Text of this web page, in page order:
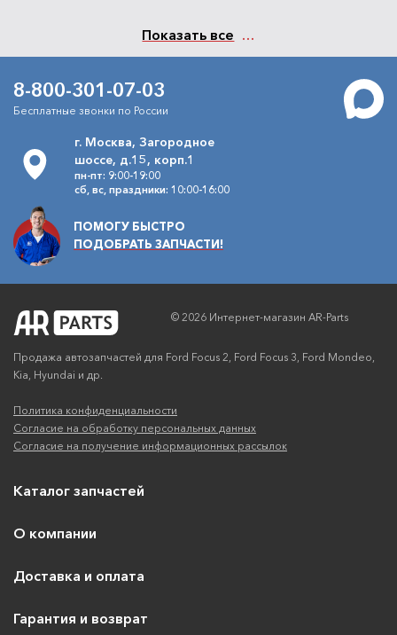
Показать все
8-800-301-07-03
Бесплатные звонки по России
г. Москва, Загородное
шоссе, д.15, корп.1
пн-пт: 9:00-19:00
сб, вс, праздники: 10:00-16:00
ПОМОГУ БЫСТРО
ПОДОБРАТЬ ЗАПЧАСТИ!
© 2026 Интернет-магазин AR-Parts
Продажа автозапчастей для Ford Focus 2, Ford Focus 3, Ford Mondeo,
Kia, Hyundai и др.
Политика конфиденциальности
Согласие на обработку персональных данных
Согласие на получение информационных рассылок
Каталог запчастей
О компании
Доставка и оплата
Гарантия и возврат